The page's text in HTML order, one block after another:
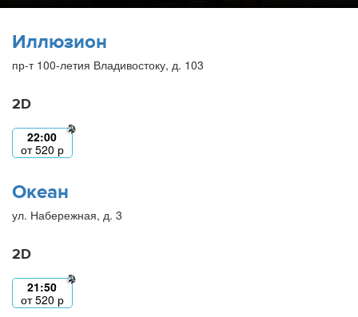
Иллюзион
пр-т 100-летия Владивостоку, д. 103
2D
22:00
от520 р
Океан
ул. Набережная, д. 3
2D
21:50
от520 р